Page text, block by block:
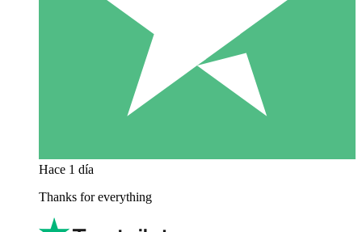
Hace 1 día
Thanks for everything